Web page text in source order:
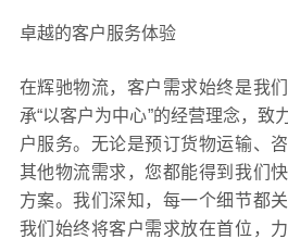
卓越的客户服务体验
在辉驰物流，客户需求始终是我
承“以客户为中心”的经营理念，致
户服务。无论是预订货物运输、
其他物流需求，您都能得到我们
方案。我们深知，每一个细节都
我们始终将客户需求放在首位，